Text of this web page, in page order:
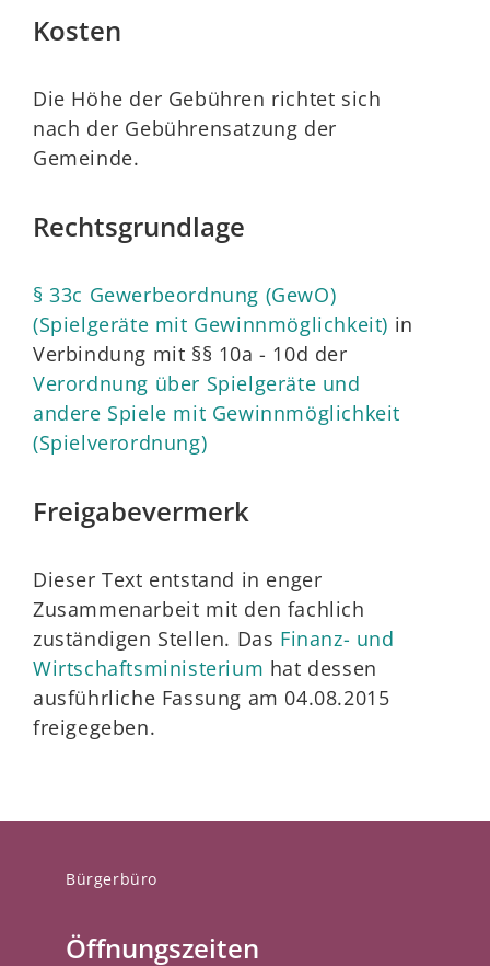
Kosten
Die Höhe der Gebühren richtet sich
nach der Gebührensatzung der
Gemeinde.
Rechtsgrundlage
§ 33c Gewerbeordnung (GewO)
(Spielgeräte mit Gewinnmöglichkeit) in
Verbindung mit §§ 10a - 10d der
Verordnung über Spielgeräte und
andere Spiele mit Gewinnmöglichkeit
(Spielverordnung)
Freigabevermerk
Dieser Text entstand in enger
Zusammenarbeit mit den fachlich
zuständigen Stellen. Das Finanz- und
Wirtschaftsministerium hat dessen
ausführliche Fassung am 04.08.2015
freigegeben.
Bürgerbüro
Öffnungszeiten